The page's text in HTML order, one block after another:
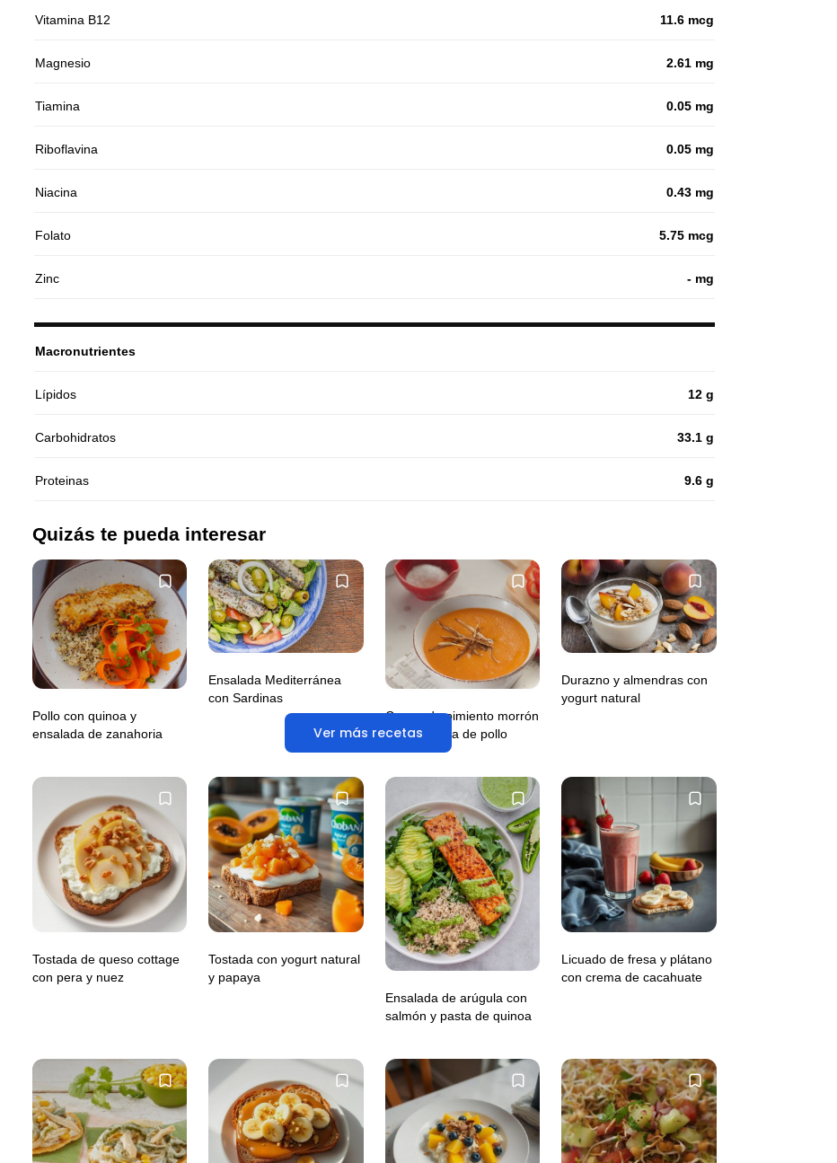
Vitamina B12 11.6 mcg
Magnesio 2.61 mg
Tiamina 0.05 mg
Riboflavina 0.05 mg
Niacina 0.43 mg
Folato 5.75 mcg
Zinc - mg
Macronutrientes
Lípidos 12 g
Carbohidratos 33.1 g
Proteinas 9.6 g
Quizás te pueda interesar
Ver más recetas
Pollo con quinoa y
ensalada de zanahoria
Ensalada Mediterránea
con Sardinas
Crema de pimiento morrón
con pechuga de pollo
Durazno y almendras con
yogurt natural
Tostada de queso cottage
con pera y nuez
Tostada con yogurt natural
y papaya
Ensalada de arúgula con
salmón y pasta de quinoa
Licuado de fresa y plátano
con crema de cacahuate